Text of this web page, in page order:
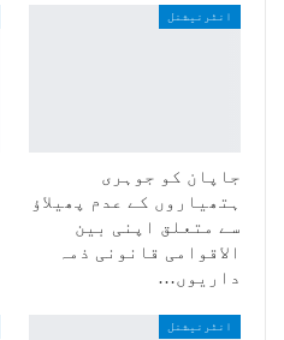
انٹرنیشنل
جاپان کو جوہری
ہتھیاروں کے عدم پھیلاؤ
سے متعلق اپنی بین
الاقوامی قانونی ذمہ
داریوں…
انٹرنیشنل